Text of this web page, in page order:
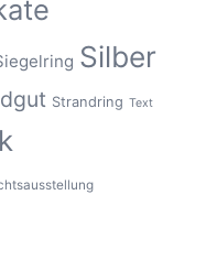
Silber
Strandring Text